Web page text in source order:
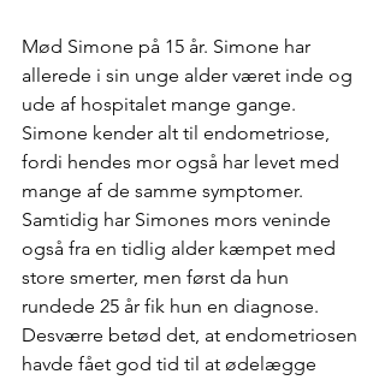
Mød Simone på 15 år. Simone har
allerede i sin unge alder været inde og
ude af hospitalet mange gange.
Simone kender alt til endometriose,
fordi hendes mor også har levet med
mange af de samme symptomer.
Samtidig har Simones mors veninde
også fra en tidlig alder kæmpet med
store smerter, men først da hun
rundede 25 år fik hun en diagnose.
Desværre betød det, at endometriosen
havde fået god tid til at ødelægge